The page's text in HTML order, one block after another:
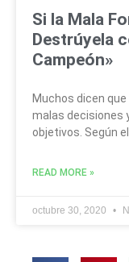
Si la Mala
Destrúyela
Campeón»
Muchos dicen
malas decisiones
objetivos. Según
READ MORE »
octubre 30, 2020